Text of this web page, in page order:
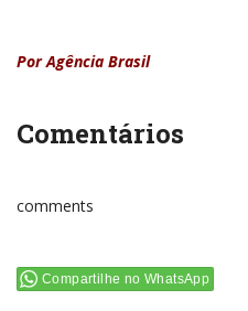
Por Agência Brasil
Comentários
comments
Compartilhe no WhatsApp